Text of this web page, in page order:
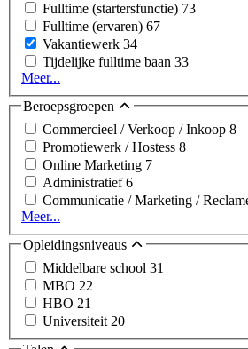
Fulltime (startersfunctie) 73
Fulltime (ervaren) 67
Vakantiewerk 34
Tijdelijke fulltime baan 33
Meer...
Beroepsgroepen
Commercieel / Verkoop / Inkoop 8
Promotiewerk / Hostess 8
Online Marketing 7
Administratief6
Communicatie / Marketing /
Meer...
Opleidingsniveaus
Middelbare school 31
MBO 22
HBO 21
Universiteit 20